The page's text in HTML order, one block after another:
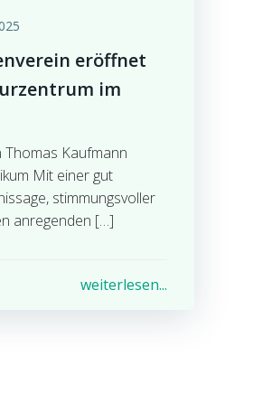
eröffnet
im
Thomas Kaufmann
Mit einer gut
stimmungsvoller
anregenden […]
weiterlesen...